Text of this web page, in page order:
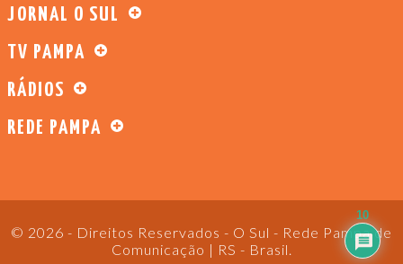
JORNAL O SUL
TV PAMPA
RÁDIOS
REDE PAMPA
© 2026 - Direitos Reservados - O Sul - Rede Pampa de
Comunicação | RS - Brasil.
10